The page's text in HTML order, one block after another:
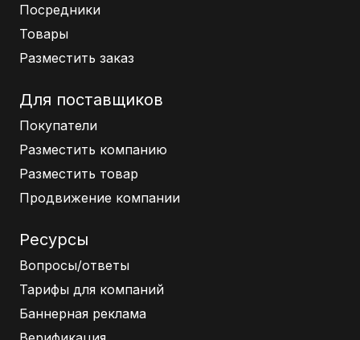
Посредники
Товары
Разместить заказ
Для поставщиков
Покупатели
Разместить компанию
Разместить товар
Продвижение компании
Ресурсы
Вопросы/ответы
Тарифы для компаний
Баннерная реклама